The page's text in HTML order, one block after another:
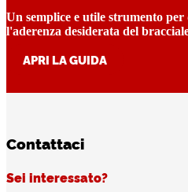
Un semplice e utile strumento
l'aderenza desiderata del
APRI LA GUIDA
Contattaci
Sei interessato?